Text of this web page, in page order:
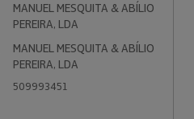
MANUEL MESQUITA & ABÍLIO
PEREIRA, LDA
MANUEL MESQUITA & ABÍLIO
PEREIRA, LDA
509993451